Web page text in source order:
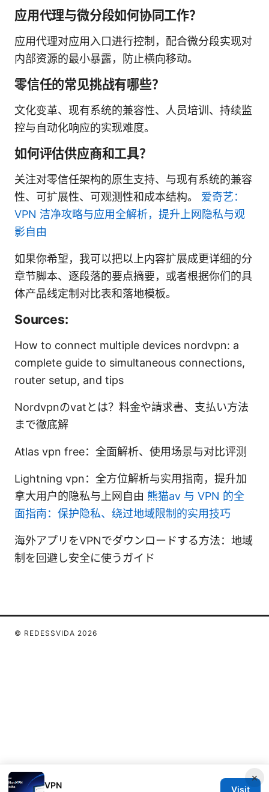
应用代理与微分段如何协同工作？
应用代理对应用入口进行控制，配合微分段实现对
内部资源的最小暴露，防止横向移动。
零信任的常见挑战有哪些？
文化变革、现有系统的兼容性、人员培训、持续监
控与自动化响应的实现难度。
如何评估供应商和工具？
关注对零信任架构的原生支持、与现有系统的兼容
性、可扩展性、可观测性和成本结构。 爱奇艺：
VPN 洁净攻略与应用全解析，提升上网隐私与观
影自由
如果你希望，我可以把以上内容扩展成更详细的分
章节脚本、逐段落的要点摘要，或者根据你们的具
体产品线定制对比表和落地模板。
Sources:
How to connect multiple devices nordvpn: a
complete guide to simultaneous connections,
router setup, and tips
Nordvpnのvatとは？料金や請求書、支払い方法
まで徹底解
Atlas vpn free：全面解析、使用场景与对比评测
Lightning vpn：全方位解析与实用指南，提升加
拿大用户的隐私与上网自由 熊猫av 与 VPN 的全
面指南：保护隐私、绕过地域限制的实用技巧
海外アプリをVPNでダウンロードする方法：地域
制を回避し安全に使うガイド
×
VPN Visit
© REDESSVIDA 2026